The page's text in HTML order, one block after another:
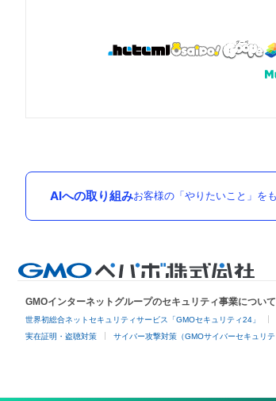
AIへの取り組みお客様の「やりたいこと」を
GMOインターネットグループのセキュリティ事業について
世界初総合ネットセキュリティサービス「GMOセキュリティ24」
実在証明・盗聴対策 サイバー攻撃対策（GMOサイバーセキュリテ